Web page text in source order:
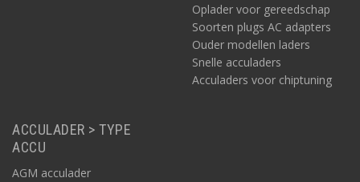
Oplader voor gereedschap
Soorten plugs AC adapters
Ouder modellen laders
Snelle acculaders
Acculaders voor chiptuning
ACCULADER > TYPE
ACCU
AGM acculader